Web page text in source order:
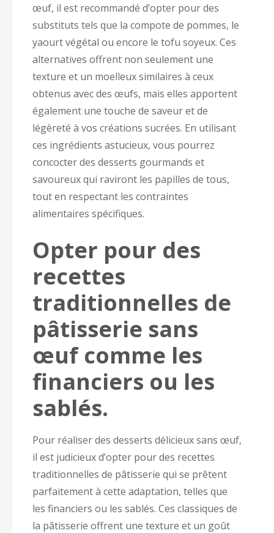
œuf, il est recommandé d’opter pour des
substituts tels que la compote de pommes, le
yaourt végétal ou encore le tofu soyeux. Ces
alternatives offrent non seulement une
texture et un moelleux similaires à ceux
obtenus avec des œufs, mais elles apportent
également une touche de saveur et de
légèreté à vos créations sucrées. En utilisant
ces ingrédients astucieux, vous pourrez
concocter des desserts gourmands et
savoureux qui raviront les papilles de tous,
tout en respectant les contraintes
alimentaires spécifiques.
Opter pour des
recettes
traditionnelles de
pâtisserie sans
œuf comme les
financiers ou les
sablés.
Pour réaliser des desserts délicieux sans œuf,
il est judicieux d’opter pour des recettes
traditionnelles de pâtisserie qui se prêtent
parfaitement à cette adaptation, telles que
les financiers ou les sablés. Ces classiques de
la pâtisserie offrent une texture et un goût